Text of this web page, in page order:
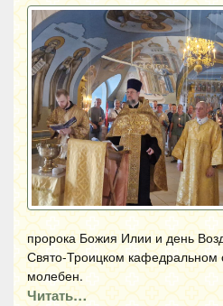
пророка Божия Илии и день
Свято-Троицком
молебен.
Читать…